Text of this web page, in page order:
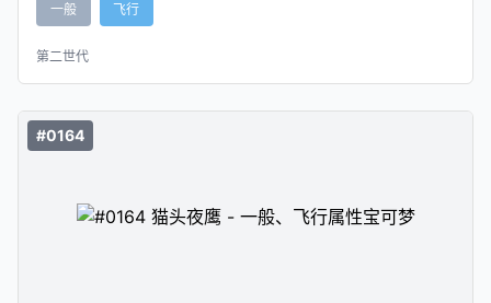
一般 飞行
第二世代
#0164